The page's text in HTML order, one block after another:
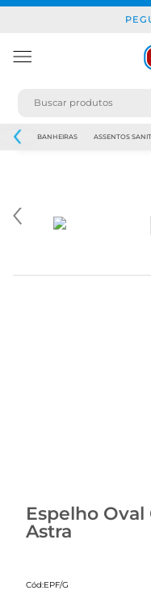
JAPI BANHEIRAS ASSENTOS
Espelho Oval
Astra
Cód:EPF/G